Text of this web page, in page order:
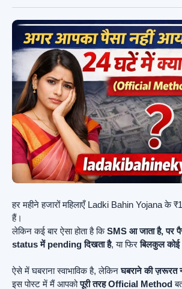
हर महीने हजारों महिलाएँ Ladki Bahin Yojana के
हैं।
लेकिन कई बार ऐसा होता है किSMS आ जाता है, पर
status में pending दिखता है, या फिरबिलकुल कोई
ऐसे में घबराना स्वाभाविक है, लेकिनघबराने की ज़रूरत
इस पोस्ट में मैं आपकोपूरी तरह Official Method